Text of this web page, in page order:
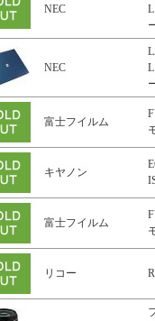
NEC
NEC
富士フイルム
キヤノン
富士フイルム
リコー